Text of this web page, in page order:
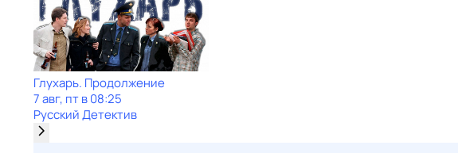
Глухарь. Продолжение
7 авг, пт в 08:25
Русский Детектив